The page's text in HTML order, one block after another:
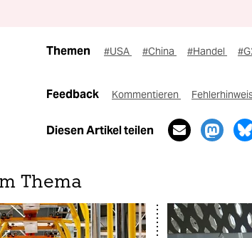
Themen #USA #China #Handel
Feedback Kommentieren
Diesen Artikel teilen
Thema